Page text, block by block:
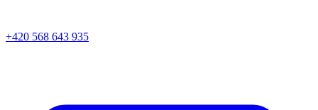
+420 568 643 935